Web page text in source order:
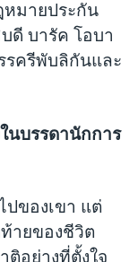
หมายประกัน
ดี บารัค โอบา
รครีพับลิกันและ
นบรรดานักการ
ปของเขา แต่
ายของชีวิต
ติอย่างที่ตั้งใจ